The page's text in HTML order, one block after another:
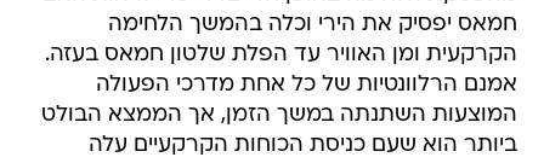
חמאס יפסיק את הירי וכלה בהמשך הלחימה
הקרקעית ומן האוויר עד הפלת שלטון חמאס בעזה.
אמנם הרלוונטיות של כל אחת מדרכי הפעולה
המוצעות השתנתה במשך הזמן, אך הממצא הבולט
ביותר הוא שעם כניסת הכוחות הקרקעיים עלה